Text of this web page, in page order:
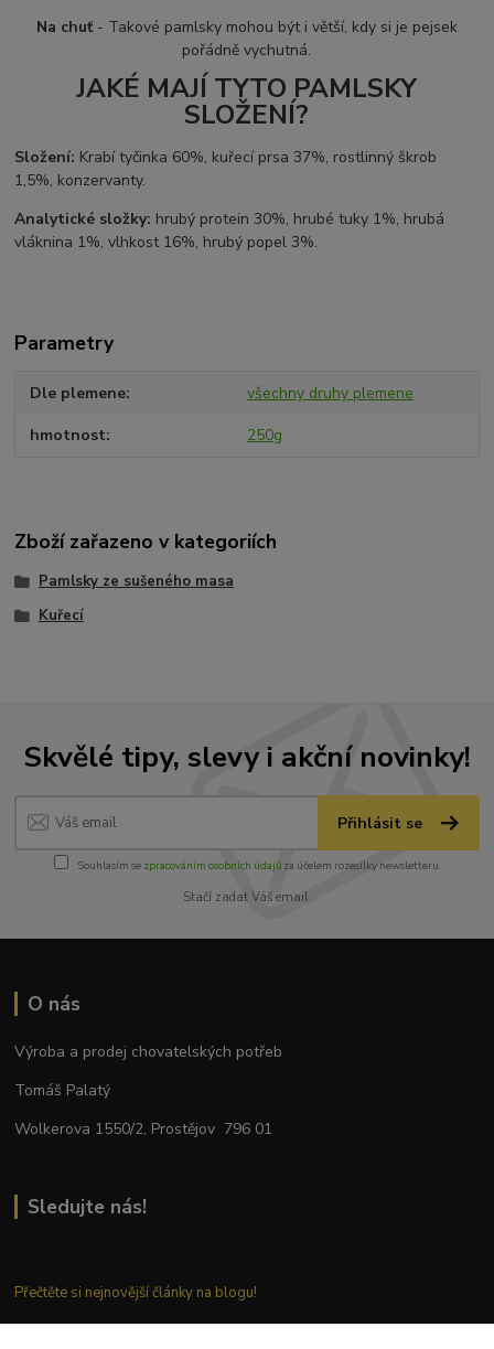
Na chuť- Takové pamlsky mohou být i větší, kdy si je pejsek
pořádně vychutná.
JAKÉ MAJÍ TYTO PAMLSKY
SLOŽENÍ?
Složení: Krabí tyčinka 60%, kuřecí prsa 37%, rostlinný škrob
1,5%, konzervanty.
Analytické složky: hrubý protein 30%, hrubé tuky 1%, hrubá
vláknina 1%, vlhkost 16%, hrubý popel 3%.
Parametry
Dle plemene všechny druhy plemene
hmotnost 250g
Zboží zařazeno v kategoriích
Pamlsky ze sušeného masa
Kuřecí
Skvělé tipy, slevy i akční novinky!
Přihlásit se
Souhlasím se zpracováním osobních údajůza účelem rozesílky newsletteru.
Stačí zadat Váš email.
O nás
Výroba a prodej chovatelských potřeb
Tomáš Palatý
Wolkerova 1550/2, Prostějov 796 01
Sledujte nás!
Přečtěte si nejnovější články na blogu!